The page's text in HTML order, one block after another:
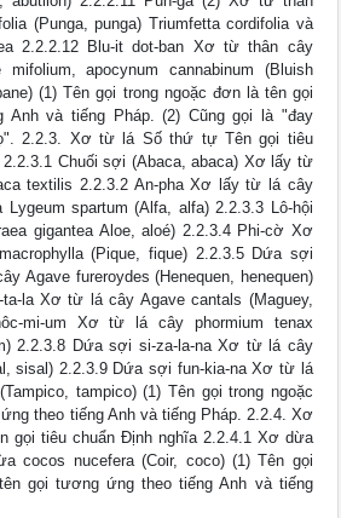
(Punga, punga) Triumfetta cordifolia và
2.2.2.12 Blu-it dot-ban Xơ từ thân cây
mifolium, apocynum cannabinum (Bluish
(1) Tên gọi trong ngoặc đơn là tên gọi
và tiếng Pháp. (2) Cũng gọi là "đay
2.2.3. Xơ từ lá Số thứ tự Tên gọi tiêu
Chuối sợi (Abaca, abaca) Xơ lấy từ
textilis 2.2.3.2 An-pha Xơ lấy từ lá cây
Lygeum spartum (Alfa, alfa) 2.2.3.3 Lô-hội
gigantea Aloe, aloé) 2.2.3.4 Phi-cờ Xơ
(Pique, fique) 2.2.3.5 Dứa sợi
Agave fureroydes (Henequen, henequen)
la Xơ từ lá cây Agave cantals (Maguey,
mi-um Xơ từ lá cây phormium tenax
2.2.3.8 Dứa sợi si-za-la-na Xơ từ lá cây
sisal) 2.2.3.9 Dứa sợi fun-kia-na Xơ từ lá
tampico) (1) Tên gọi trong ngoặc
theo tiếng Anh và tiếng Pháp. 2.2.4. Xơ
gọi tiêu chuẩn Định nghĩa 2.2.4.1 Xơ dừa
cocos nucefera (Coir, coco) (1) Tên gọi
gọi tương ứng theo tiếng Anh và tiếng